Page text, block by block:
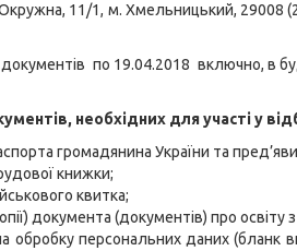
11/1, м. Хмельницький, 29008
по 19.04.2018 включно, в
необхідних для участі у
громадянина України та
книжки;
квитка;
документа (документів) про освіту
обробку персональних даних (бланк